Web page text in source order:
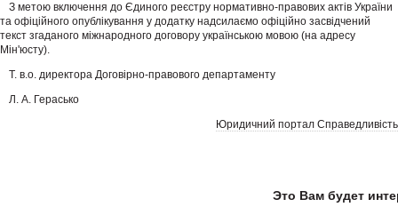
З метою включення до Єдиного реєстру нормативно-правових актів України
та офіційного опублікування у додатку надсилаємо офіційно засвідчений
текст згаданого міжнародного договору українською мовою (на адресу
Мін'юсту).
Т. в.о. директора Договірно-правового департаменту
Л. А. Герасько
Юридичний портал Справедливість
Это Вам будет